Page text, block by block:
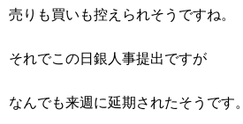
売りも買いも控えられそうですね。
それでこの日銀人事提出ですが
なんでも来週に延期されたそうです。